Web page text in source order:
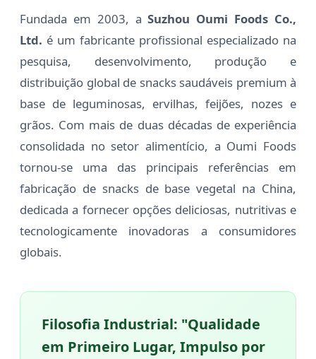
Fundada em 2003, aSuzhou Oumi Foods Co.,
Ltd. é um fabricante profissional especializado na
pesquisa, desenvolvimento, produção e
distribuição global de snacks saudáveis premium à
base de leguminosas, ervilhas, feijões, nozes e
grãos. Com mais de duas décadas de experiência
consolidada no setor alimentício, a Oumi Foods
tornou-se uma das principais referências em
fabricação de snacks de base vegetal na China,
dedicada a fornecer opções deliciosas, nutritivas e
tecnologicamente inovadoras a consumidores
globais.
Filosofia Industrial: "Qualidade
em Primeiro Lugar, Impulso por